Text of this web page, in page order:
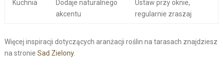
Kuchnia
Dodaje naturalnego
akcentu
Ustaw przy oknie,
regularnie zraszaj
Więcej inspiracji dotyczących aranżacji roślin na tarasach znajdziesz
na stronie Sad Zielony.